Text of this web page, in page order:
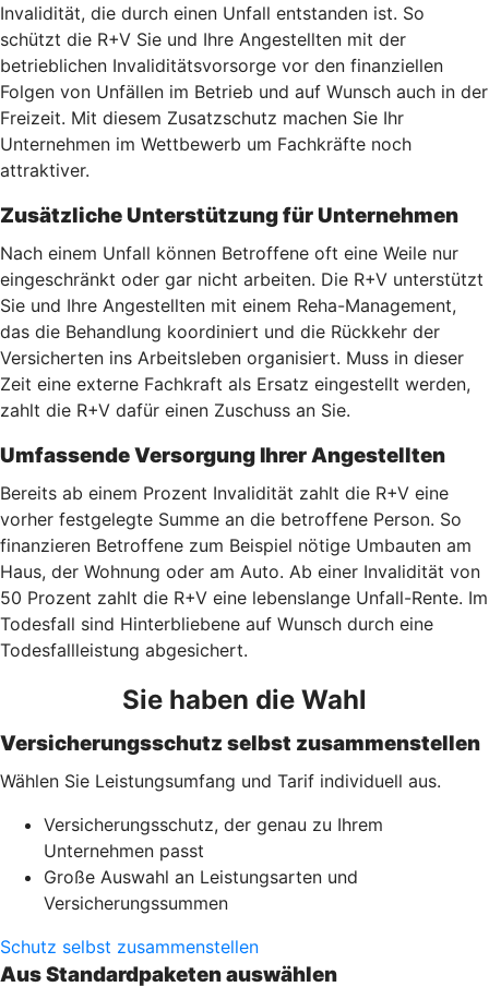
Invalidität, die durch einen Unfall entstanden ist. So
schützt die R+V Sie und Ihre Angestellten mit der
betrieblichen Invaliditätsvorsorge vor den finanziellen
Folgen von Unfällen im Betrieb und auf Wunsch auch in der
Freizeit. Mit diesem Zusatzschutz machen Sie Ihr
Unternehmen im Wettbewerb um Fachkräfte noch
attraktiver.
Zusätzliche Unterstützung für Unternehmen
Nach einem Unfall können Betroffene oft eine Weile nur
eingeschränkt oder gar nicht arbeiten. Die R+V unterstützt
Sie und Ihre Angestellten mit einem Reha-Management,
das die Behandlung koordiniert und die Rückkehr der
Versicherten ins Arbeitsleben organisiert. Muss in dieser
Zeit eine externe Fachkraft als Ersatz eingestellt werden,
zahlt die R+V dafür einen Zuschuss an Sie.
Umfassende Versorgung Ihrer Angestellten
Bereits ab einem Prozent Invalidität zahlt die R+V eine
vorher festgelegte Summe an die betroffene Person. So
finanzieren Betroffene zum Beispiel nötige Umbauten am
Haus, der Wohnung oder am Auto. Ab einer Invalidität von
50 Prozent zahlt die R+V eine lebenslange Unfall-Rente. Im
Todesfall sind Hinterbliebene auf Wunsch durch eine
Todesfallleistung abgesichert.
Sie haben die Wahl
Versicherungsschutz selbst zusammenstellen
Wählen Sie Leistungsumfang und Tarif individuell aus.
Versicherungsschutz, der genau zu Ihrem
Unternehmen passt
Große Auswahl an Leistungsarten und
Versicherungssummen
Schutz selbst zusammenstellen
Aus Standardpaketen auswählen